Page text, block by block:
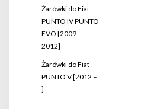
Żarówki do Fiat
PUNTO IV PUNTO
EVO [2009 –
2012]
Żarówki do Fiat
PUNTO V [2012 –
]